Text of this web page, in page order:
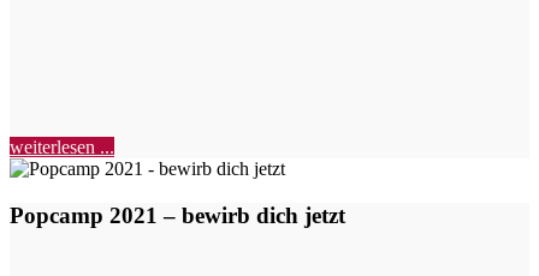
weiterlesen ...
Popcamp 2021 – bewirb dich jetzt